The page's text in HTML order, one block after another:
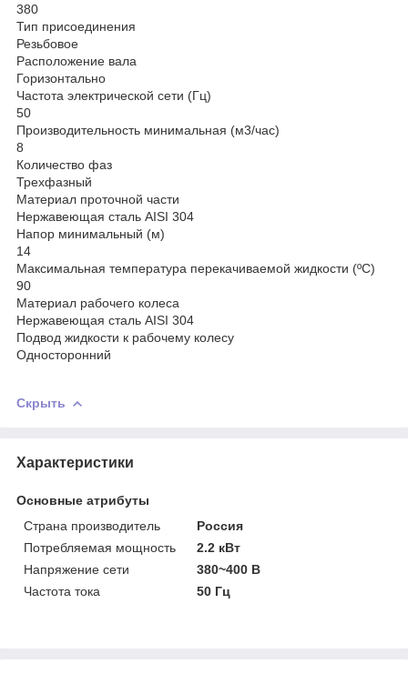
380
Тип присоединения
Резьбовое
Расположение вала
Горизонтально
Частота электрической сети (Гц)
50
Производительность минимальная (м3/час)
8
Количество фаз
Трехфазный
Материал проточной части
Нержавеющая сталь AISI 304
Напор минимальный (м)
14
Максимальная температура перекачиваемой жидкости (ºС)
90
Материал рабочего колеса
Нержавеющая сталь AISI 304
Подвод жидкости к рабочему колесу
Односторонний
Скрыть
Характеристики
Основные атрибуты
Страна производитель
Россия
Потребляемая мощность
2.2 кВт
Напряжение сети
380~400 В
Частота тока
50 Гц